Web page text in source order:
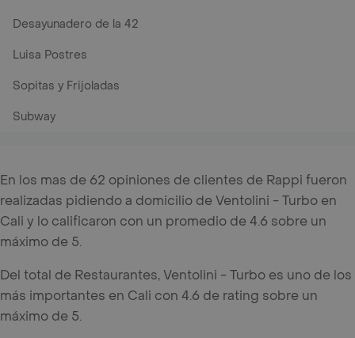
Desayunadero de la 42
Luisa Postres
Sopitas y Frijoladas
Subway
En los mas de 62 opiniones de clientes de Rappi fueron
realizadas pidiendo a domicilio de Ventolini - Turbo en
Cali y lo calificaron con un promedio de 4.6 sobre un
máximo de 5.
Del total de Restaurantes, Ventolini - Turbo es uno de los
más importantes en Cali con 4.6 de rating sobre un
máximo de 5.